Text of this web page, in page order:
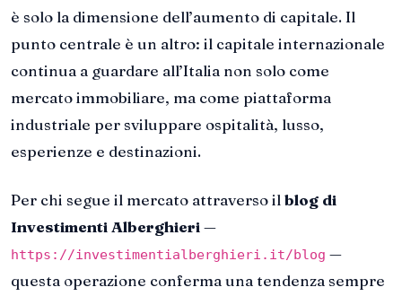
è solo la dimensione dell’aumento di capitale. Il
punto centrale è un altro: il capitale internazionale
continua a guardare all’Italia non solo come
mercato immobiliare, ma come piattaforma
industriale per sviluppare ospitalità, lusso,
esperienze e destinazioni.
Per chi segue il mercato attraverso il blog di
Investimenti Alberghieri —
https://investimentialberghieri.it/blog —
questa operazione conferma una tendenza sempre